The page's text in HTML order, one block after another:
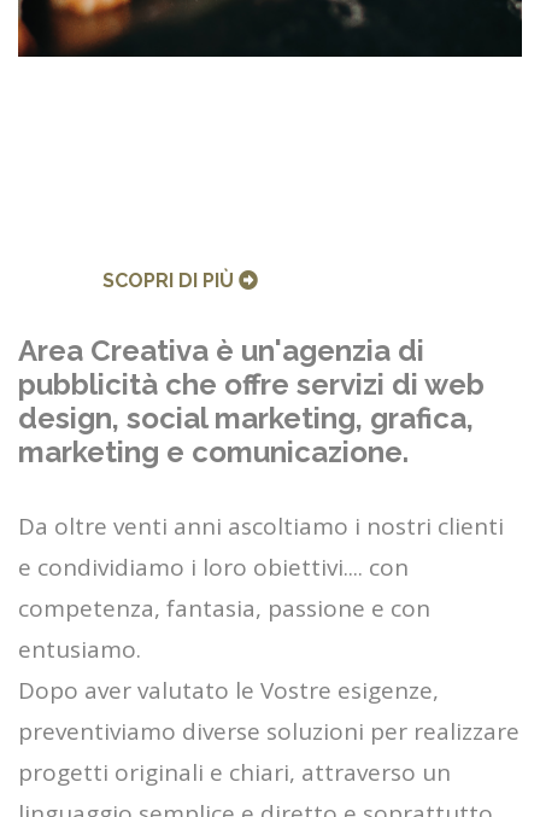
SCOPRI DI PIÙ
Area Creativa è un'agenzia di
pubblicità che offre servizi di web
design, social marketing, grafica,
marketing e comunicazione.
Da oltre venti anni ascoltiamo i nostri clienti
e condividiamo i loro obiettivi.... con
competenza, fantasia, passione e con
entusiamo.
Dopo aver valutato le Vostre esigenze,
preventiviamo diverse soluzioni per realizzare
progetti originali e chiari, attraverso un